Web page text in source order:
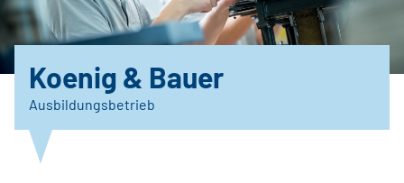
Koenig & Bauer
Ausbildungsbetrieb